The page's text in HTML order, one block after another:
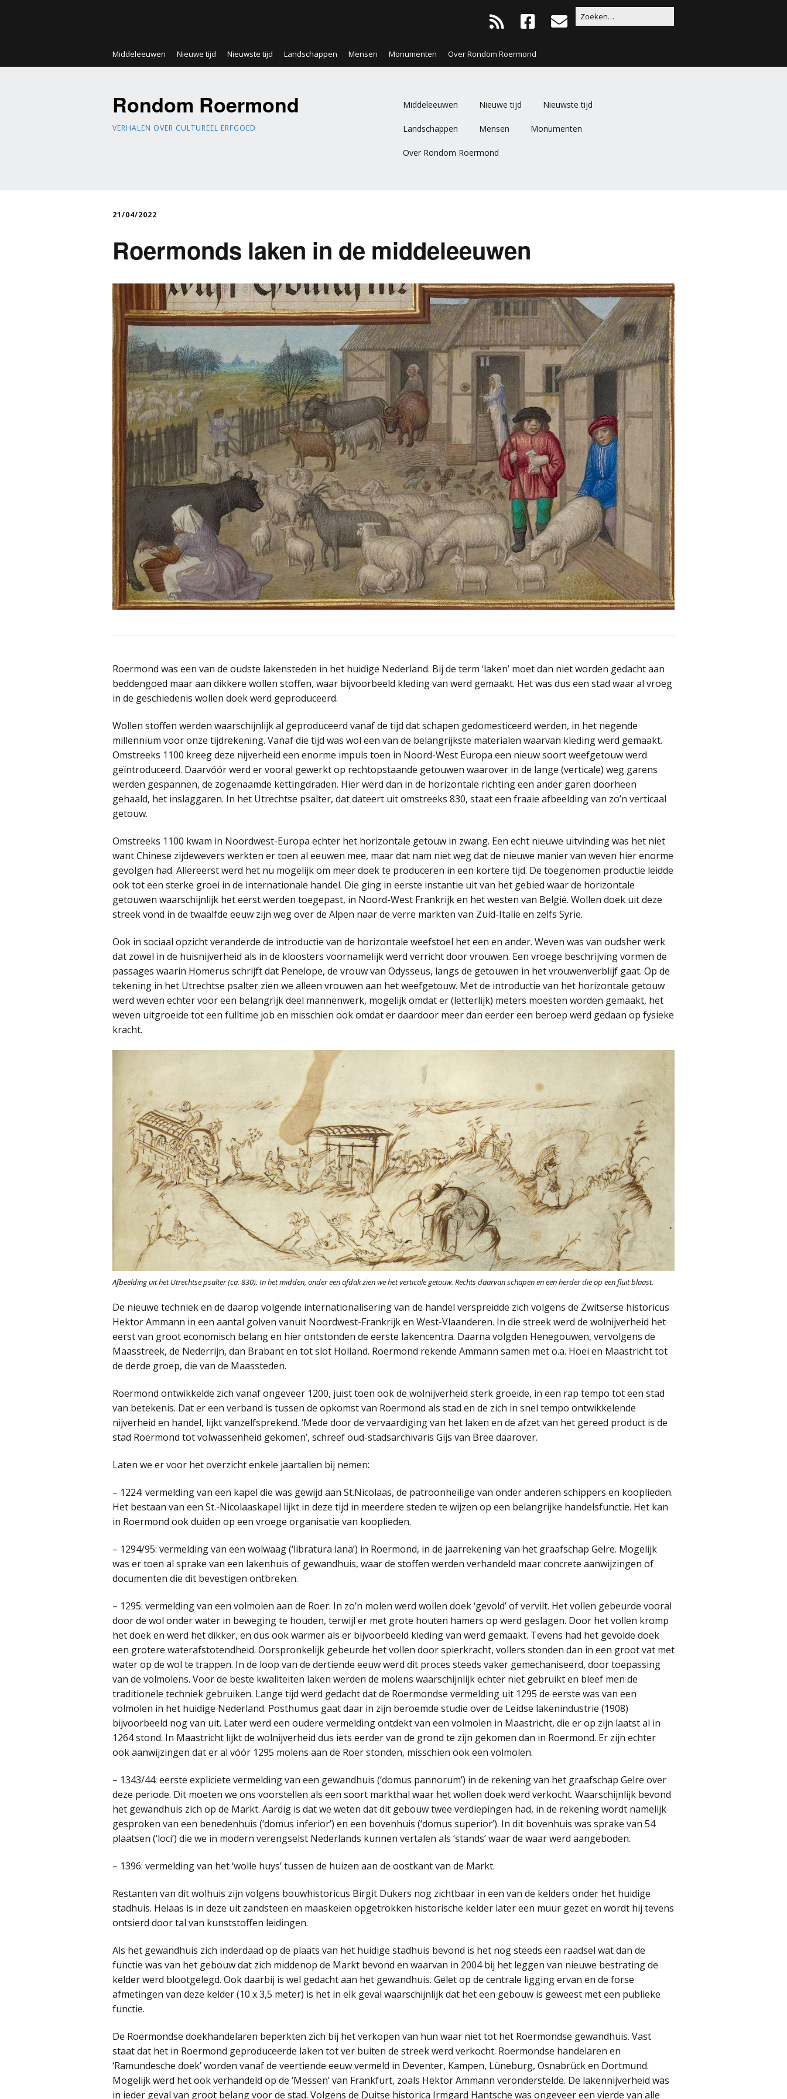
Middeleeuwen Nieuwe tijd Nieuwste tijd Landschappen Mensen Monumenten Over Rondom Roermond
Rondom Roermond
VERHALEN OVER CULTUREEL ERFGOED
Middeleeuwen Nieuwe tijd Nieuwste tijd
Landschappen Mensen Monumenten
Over Rondom Roermond
21/04/2022
Roermonds laken in de middeleeuwen
Roermond was een van de oudste lakensteden in het huidige Nederland. Bij de term ‘laken’ moet dan niet worden gedacht aan
beddengoed maar aan dikkere wollen stoffen, waar bijvoorbeeld kleding van werd gemaakt. Het was dus een stad waar al vroeg
in de geschiedenis wollen doek werd geproduceerd.
Wollen stoffen werden waarschijnlijk al geproduceerd vanaf de tijd dat schapen gedomesticeerd werden, in het negende
millennium voor onze tijdrekening. Vanaf die tijd was wol een van de belangrijkste materialen waarvan kleding werd gemaakt.
Omstreeks 1100 kreeg deze nijverheid een enorme impuls toen in Noord-West Europa een nieuw soort weefgetouw werd
geïntroduceerd. Daarvóór werd er vooral gewerkt op rechtopstaande getouwen waarover in de lange (verticale) weg garens
werden gespannen, de zogenaamde kettingdraden. Hier werd dan in de horizontale richting een ander garen doorheen
gehaald, het inslaggaren. In het Utrechtse psalter, dat dateert uit omstreeks 830, staat een fraaie afbeelding van zo’n verticaal
getouw.
Omstreeks 1100 kwam in Noordwest-Europa echter het horizontale getouw in zwang. Een echt nieuwe uitvinding was het niet
want Chinese zijdewevers werkten er toen al eeuwen mee, maar dat nam niet weg dat de nieuwe manier van weven hier enorme
gevolgen had. Allereerst werd het nu mogelijk om meer doek te produceren in een kortere tijd. De toegenomen productie leidde
ook tot een sterke groei in de internationale handel. Die ging in eerste instantie uit van het gebied waar de horizontale
getouwen waarschijnlijk het eerst werden toegepast, in Noord-West Frankrijk en het westen van België. Wollen doek uit deze
streek vond in de twaalfde eeuw zijn weg over de Alpen naar de verre markten van Zuid-Italië en zelfs Syrië.
Ook in sociaal opzicht veranderde de introductie van de horizontale weefstoel het een en ander. Weven was van oudsher werk
dat zowel in de huisnijverheid als in de kloosters voornamelijk werd verricht door vrouwen. Een vroege beschrijving vormen de
passages waarin Homerus schrijft dat Penelope, de vrouw van Odysseus, langs de getouwen in het vrouwenverblijf gaat. Op de
tekening in het Utrechtse psalter zien we alleen vrouwen aan het weefgetouw. Met de introductie van het horizontale getouw
werd weven echter voor een belangrijk deel mannenwerk, mogelijk omdat er (letterlijk) meters moesten worden gemaakt, het
weven uitgroeide tot een fulltime job en misschien ook omdat er daardoor meer dan eerder een beroep werd gedaan op fysieke
kracht.
Afbeelding uit het Utrechtse psalter (ca. 830). In het midden, onder een afdak zien we het verticale getouw. Rechts daarvan schapen en een herder die op een fluit blaast.
De nieuwe techniek en de daarop volgende internationalisering van de handel verspreidde zich volgens de Zwitserse historicus
Hektor Ammann in een aantal golven vanuit Noordwest-Frankrijk en West-Vlaanderen. In die streek werd de wolnijverheid het
eerst van groot economisch belang en hier ontstonden de eerste lakencentra. Daarna volgden Henegouwen, vervolgens de
Maasstreek, de Nederrijn, dan Brabant en tot slot Holland. Roermond rekende Ammann samen met o.a. Hoei en Maastricht tot
de derde groep, die van de Maassteden.
Roermond ontwikkelde zich vanaf ongeveer 1200, juist toen ook de wolnijverheid sterk groeide, in een rap tempo tot een stad
van betekenis. Dat er een verband is tussen de opkomst van Roermond als stad en de zich in snel tempo ontwikkelende
nijverheid en handel, lijkt vanzelfsprekend. ‘Mede door de vervaardiging van het laken en de afzet van het gereed product is de
stad Roermond tot volwassenheid gekomen’, schreef oud-stadsarchivaris Gijs van Bree daarover.
Laten we er voor het overzicht enkele jaartallen bij nemen:
– 1224: vermelding van een kapel die was gewijd aan St.Nicolaas, de patroonheilige van onder anderen schippers en kooplieden.
Het bestaan van een St.-Nicolaaskapel lijkt in deze tijd in meerdere steden te wijzen op een belangrijke handelsfunctie. Het kan
in Roermond ook duiden op een vroege organisatie van kooplieden.
– 1294/95: vermelding van een wolwaag (‘libratura lana’) in Roermond, in de jaarrekening van het graafschap Gelre. Mogelijk
was er toen al sprake van een lakenhuis of gewandhuis, waar de stoffen werden verhandeld maar concrete aanwijzingen of
documenten die dit bevestigen ontbreken.
– 1295: vermelding van een volmolen aan de Roer. In zo’n molen werd wollen doek ‘gevold’ of vervilt. Het vollen gebeurde vooral
door de wol onder water in beweging te houden, terwijl er met grote houten hamers op werd geslagen. Door het vollen kromp
het doek en werd het dikker, en dus ook warmer als er bijvoorbeeld kleding van werd gemaakt. Tevens had het gevolde doek
een grotere waterafstotendheid. Oorspronkelijk gebeurde het vollen door spierkracht, vollers stonden dan in een groot vat met
water op de wol te trappen. In de loop van de dertiende eeuw werd dit proces steeds vaker gemechaniseerd, door toepassing
van de volmolens. Voor de beste kwaliteiten laken werden de molens waarschijnlijk echter niet gebruikt en bleef men de
traditionele techniek gebruiken. Lange tijd werd gedacht dat de Roermondse vermelding uit 1295 de eerste was van een
volmolen in het huidige Nederland. Posthumus gaat daar in zijn beroemde studie over de Leidse lakenindustrie (1908)
bijvoorbeeld nog van uit. Later werd een oudere vermelding ontdekt van een volmolen in Maastricht, die er op zijn laatst al in
1264 stond. In Maastricht lijkt de wolnijverheid dus iets eerder van de grond te zijn gekomen dan in Roermond. Er zijn echter
ook aanwijzingen dat er al vóór 1295 molens aan de Roer stonden, misschien ook een volmolen.
– 1343/44: eerste expliciete vermelding van een gewandhuis (‘domus pannorum’) in de rekening van het graafschap Gelre over
deze periode. Dit moeten we ons voorstellen als een soort markthal waar het wollen doek werd verkocht. Waarschijnlijk bevond
het gewandhuis zich op de Markt. Aardig is dat we weten dat dit gebouw twee verdiepingen had, in de rekening wordt namelijk
gesproken van een benedenhuis (‘domus inferior’) en een bovenhuis (‘domus superior’). In dit bovenhuis was sprake van 54
plaatsen (‘loci’) die we in modern verengselst Nederlands kunnen vertalen als ‘stands’ waar de waar werd aangeboden.
– 1396: vermelding van het ‘wolle huys’ tussen de huizen aan de oostkant van de Markt.
Restanten van dit wolhuis zijn volgens bouwhistoricus Birgit Dukers nog zichtbaar in een van de kelders onder het huidige
stadhuis. Helaas is in deze uit zandsteen en maaskeien opgetrokken historische kelder later een muur gezet en wordt hij tevens
ontsierd door tal van kunststoffen leidingen.
Als het gewandhuis zich inderdaad op de plaats van het huidige stadhuis bevond is het nog steeds een raadsel wat dan de
functie was van het gebouw dat zich middenop de Markt bevond en waarvan in 2004 bij het leggen van nieuwe bestrating de
kelder werd blootgelegd. Ook daarbij is wel gedacht aan het gewandhuis. Gelet op de centrale ligging ervan en de forse
afmetingen van deze kelder (10 x 3,5 meter) is het in elk geval waarschijnlijk dat het een gebouw is geweest met een publieke
functie.
De Roermondse doekhandelaren beperkten zich bij het verkopen van hun waar niet tot het Roermondse gewandhuis. Vast
staat dat het in Roermond geproduceerde laken tot ver buiten de streek werd verkocht. Roermondse handelaren en
‘Ramundesche doek’ worden vanaf de veertiende eeuw vermeld in Deventer, Kampen, Lüneburg, Osnabrück en Dortmund.
Mogelijk werd het ook verhandeld op de ‘Messen’ van Frankfurt, zoals Hektor Ammann veronderstelde. De lakennijverheid was
in ieder geval van groot belang voor de stad. Volgens de Duitse historica Irmgard Hantsche was ongeveer een vierde van alle